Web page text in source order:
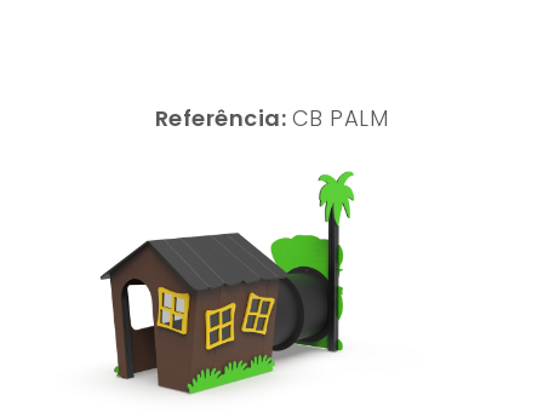
Referência: CB PALM